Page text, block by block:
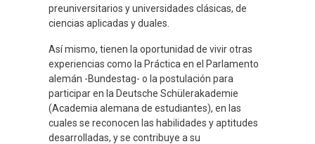
preuniversitarios y universidades clásicas, de
ciencias aplicadas y duales.
Así mismo, tienen la oportunidad de vivir otras
experiencias como la Práctica en el Parlamento
alemán -Bundestag- o la postulación para
participar en la Deutsche Schülerakademie
(Academia alemana de estudiantes), en las
cuales se reconocen las habilidades y aptitudes
desarrolladas, y se contribuye a su